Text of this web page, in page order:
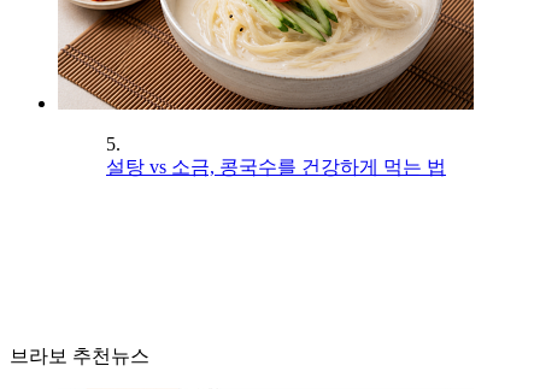
5.
설탕 vs 소금, 콩국수를 건강하게 먹는 법
브라보 추천뉴스